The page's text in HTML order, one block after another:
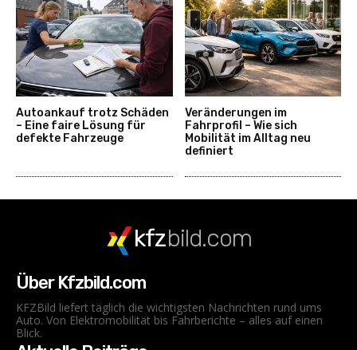
Autoankauf trotz Schäden
– Eine faire Lösung für
defekte Fahrzeuge
Veränderungen im
Fahrprofil – Wie sich
Mobilität im Alltag neu
definiert
kfzbild.com
Über Kfzbild.com
KFZBild liefert täglich die wichtigsten Nachrichten rund ums
Auto. Von Elektromobilität bis Fahrberichte – alles auf einen
Blick.